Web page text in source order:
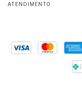
ATENDIMENTO